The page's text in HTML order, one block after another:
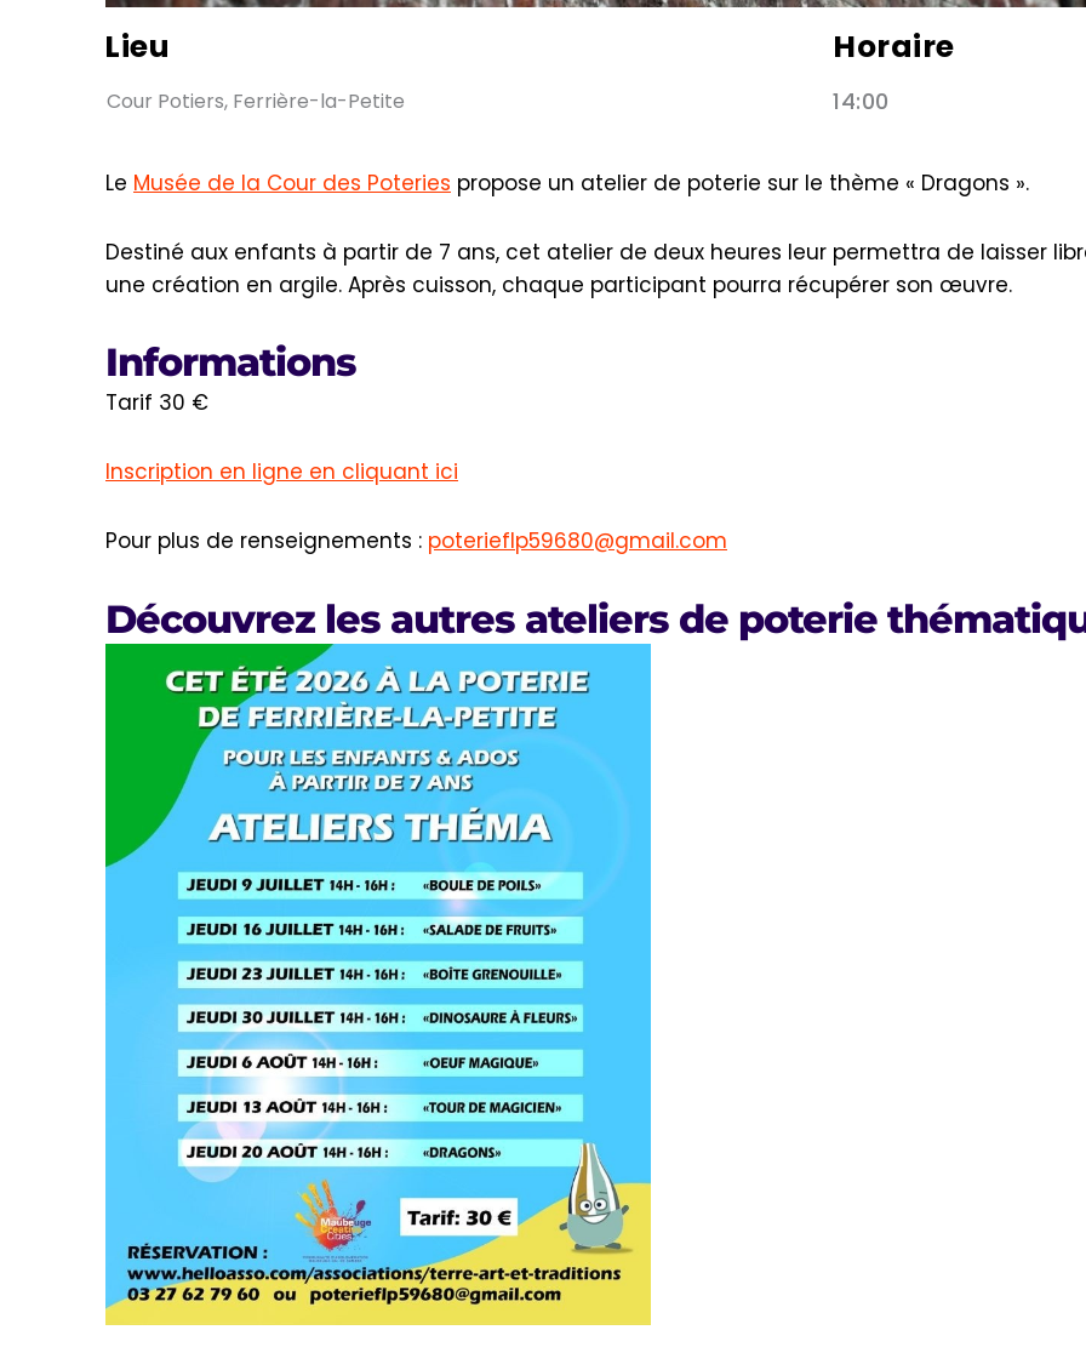
Lieu
Cour Potiers, Ferrière-la-Petite
Horaire
14:00
Le Musée de la Cour des Poteries propose un atelier de poterie sur le thème « Dragons ».
Destiné aux enfants à partir de 7 ans, cet atelier de deux heures leur permettra de laisser
une création en argile. Après cuisson, chaque participant pourra récupérer son œuvre.
Informations
Tarif 30 €
Inscription en ligne en cliquant ici
Pour plus de renseignements : poterieflp59680@gmail.com
Découvrez les autres ateliers de poterie